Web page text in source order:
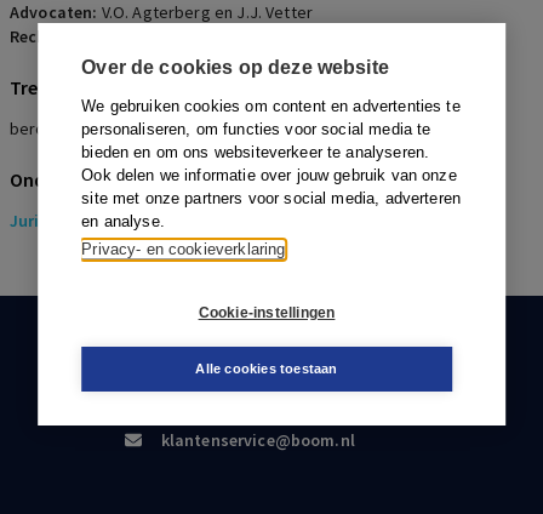
Over de cookies op deze website
We gebruiken cookies om content en advertenties te
personaliseren, om functies voor social media te
bieden en om ons websiteverkeer te analyseren.
Ook delen we informatie over jouw gebruik van onze
site met onze partners voor social media, adverteren
en analyse.
Privacy- en cookieverklaring
Cookie-instellingen
Alle cookies toestaan
Advocaten: V.O. Agterberg en J.J. Vetter
Rechters:
Trefwoorden
beroepsaansprakelijkheid, schade, verjaring, causaal verband
Onderwerpen
Juridisch> Pensioenrecht
KLANTENSERVICE
088-0301000
klantenservice@boom.nl